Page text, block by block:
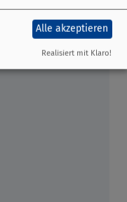
Alle akzeptieren
Realisiert mit Klaro!